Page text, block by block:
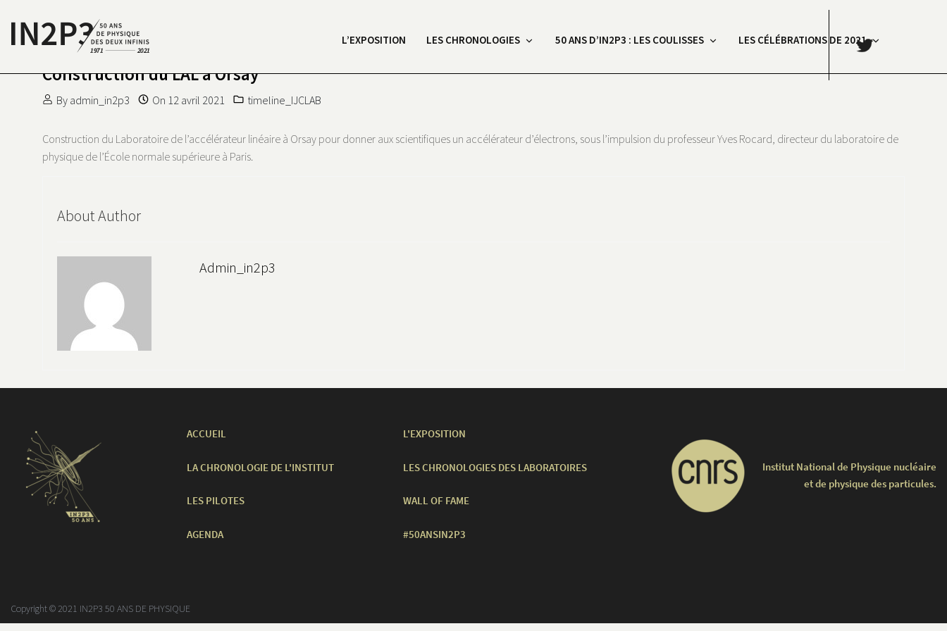
Skip to content
50 ANS DE PHYSIQUE
DEUX INFINIS
L’EXPOSITION LES CHRONOLOGIES 50 ANS D’IN2P3 : LES COULISSES LES CÉLÉBRATIONS DE 2021
.
Construction du LAL à Orsay
By admin_in2p3 On 12 avril 2021 timeline_IJCLAB
Construction du Laboratoire de l’accélérateur linéaire à Orsay pour donner aux scientifiques un accélérateur d’électrons, sous l’impulsion du professeur Yves Rocard, directeur du laboratoire de
physique de l’École normale supérieure à Paris.
About Author
Admin_in2p3
ACCUEIL L'EXPOSITION
LA CHRONOLOGIE DE L'INSTITUT LES CHRONOLOGIES DES LABORATOIRES
LES PILOTES WALL OF FAME
AGENDA #50ANSIN2P3
Institut National de Physique nucléaire
et de physique des particules.
Copyright © 2021 IN2P3 50 ANS DE PHYSIQUE